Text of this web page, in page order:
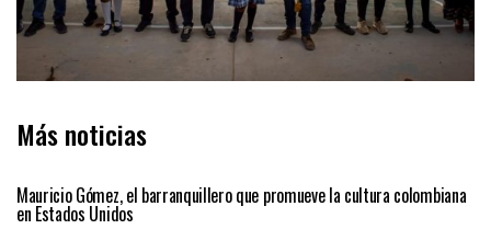
Más noticias
Mauricio Gómez, el barranquillero que promueve la cultura colombiana
en Estados Unidos